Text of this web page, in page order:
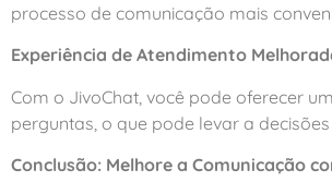
processo de comunicação mais
Experiência de Atendimento
Com o JivoChat, você pode oferecer
perguntas, o que pode levar a
Conclusão: Melhore a Comunicação